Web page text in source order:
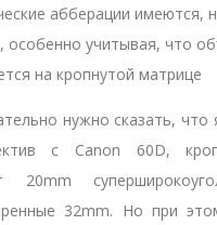
абберации имеются,
особенно учитывая, что
на кропнутой матрице
нужно сказать, что
с Canon 60D,
20mm
32mm. Но при